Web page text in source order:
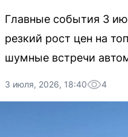
Главные события 3
резкий рост цен на
шумные встречи
3 июля, 2026, 18:40 4